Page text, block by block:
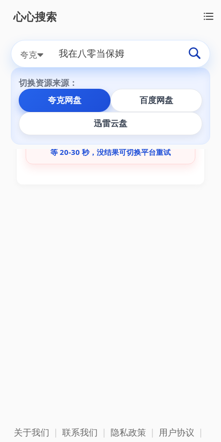
心心搜索
夸克
切换资源来源：
夸克网盘
百度网盘
迅雷云盘
切换搜索源： 本地搜全网搜
为您找到【我在八零当保姆】相关资源0条
等 20-30 秒，没结果可切换平台重试
关于我们 | 联系我们 | 隐私政策 | 用户协议 |